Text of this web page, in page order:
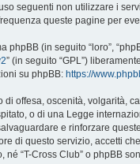
seguenti non utilizzare i
queste pagine per
phpBB (in seguito “loro”,
” (in seguito “GPL”)
su phpBB: https://
di offesa, oscenità, volgarità,
o di una Legge
e rinforzare
di questo servizio, accetti
né “T-Cross Club” o phpBB